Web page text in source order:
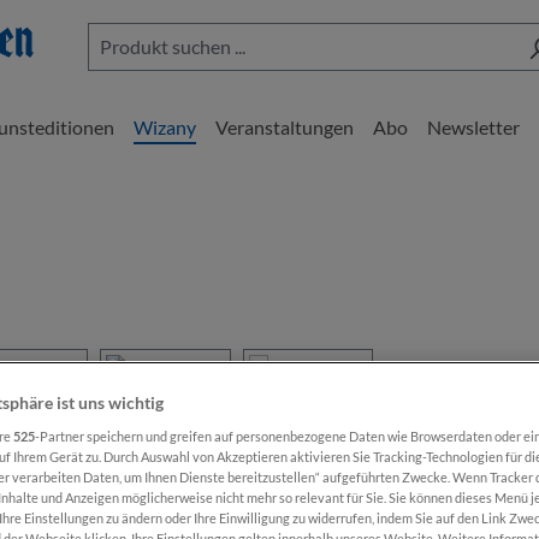
Wizany Veranstaltungen Abo Newsletter
Regulärer Preis:
€ 100,00
Preise inkl.
Sofort
ist uns wichtig
525-Partner speichern und greifen auf personenbezogene Daten wie Browserdaten oder
Ihrem Gerät zu. Durch Auswahl von Akzeptieren aktivieren Sie Tracking-Technologien für
verarbeiten Daten, um Ihnen Dienste bereitzustellen“ aufgeführten Zwecke. Wenn Tracker
und Anzeigen möglicherweise nicht mehr so relevant für Sie. Sie können dieses Menü
Einstellungen zu ändern oder Ihre Einwilligung zu widerrufen, indem Sie auf den Link